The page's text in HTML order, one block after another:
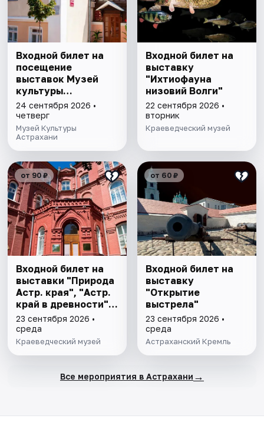
Входной билет на
посещение
выставок Музей
культуры
Астрахани
24 сентября 2026 •
четверг
Музей Культуры
Астрахани
Входной билет на
выставку
"Ихтиофауна
низовий Волги"
22 сентября 2026 •
вторник
Краеведческий музей
от 90 ₽
Входной билет на
выставки "Природа
Астр. края", "Астр.
край в древности",
"Заселение Астр.
края"
23 сентября 2026 •
среда
Краеведческий музей
от 60 ₽
Входной билет на
выставку
"Открытие
выстрела"
23 сентября 2026 •
среда
Астраханский Кремль
Все мероприятия в Астрахани →